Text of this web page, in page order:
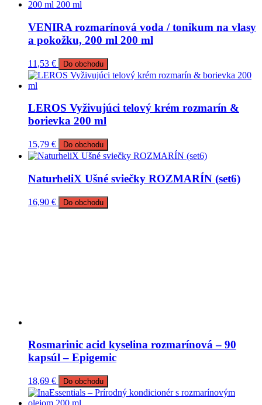
VENIRA rozmarínová voda / tonikum na vlasy
a pokožku, 200 ml 200 ml
11,53 € Do obchodu
LEROS Vyživujúci telový krém rozmarín &
borievka 200 ml
15,79 € Do obchodu
NaturheliX Ušné sviečky ROZMARÍN (set6)
16,90 € Do obchodu
Rosmarinic acid kyselina rozmarínová – 90
kapsúl – Epigemic
18,69 € Do obchodu